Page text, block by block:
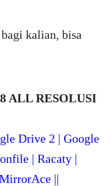
kalian, bisa
ALL RESOLUSI
Drive 2 | Google
| Racaty |
||